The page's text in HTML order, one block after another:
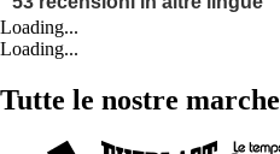
Loading...
Loading...
Tutte le nostre marche